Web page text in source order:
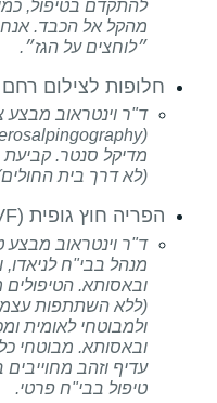
להתקדם בטיפול,
מהקל אל הכבד.
״לוחצים על הגז״.
חלופות לצילום רחם
ד"ר וינטראוב מבצע
מדיקל סנטר.
(לא דרך בית
הפריה חוץ גופית (IVF)
ד"ר וינטראוב מבצע
מנהל בבי"ח
ובאסותא.
(ללא השתתפות
ולמבוטחי לאומית
ובאסותא. מבוטחי
עדיף וזהב
טיפול בבי"ח פרטי.